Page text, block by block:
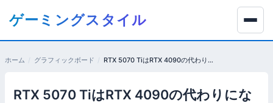
ツ
ゲーミングスタイル
ホーム グラフィックボード RTX 5070 TiはRTX 4090の代わりになるか？｜ネイティブ性能差・MFGの逆転条件・売却益まで計算【2026年版】
RTX 5070 TiはRTX 4090の代わりにな